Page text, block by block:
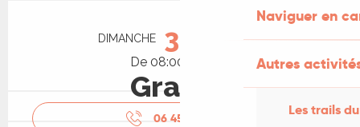
Naviguer en
Autres
Les trails
Ouverture et coordonnées
DIMANCHE 30
De 08:00 à 18:00
Gratuit
06 45 78 74